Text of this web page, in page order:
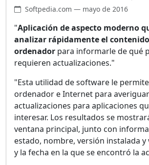
Softpedia.com — mayo de 2016
"Aplicación de aspecto moderno
analizar rápidamente el
ordenador para informarle de qué
requieren actualizaciones."
"Esta utilidad de software le
ordenador e Internet para
actualizaciones para aplicaciones
interesar. Los resultados se
ventana principal, junto con
estado, nombre, versión instalada y
y la fecha en la que se encontró la